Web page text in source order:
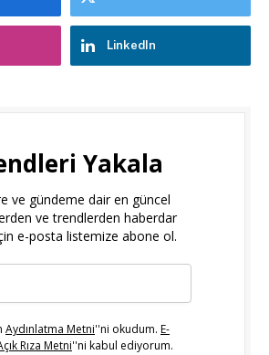
LinkedIn
Yakala
ve gündeme dair en güncel
ve trendlerden haberdar
e-posta listemize abone ol.
Aydınlatma Metni''ni okudum. E-
Rıza Metni''ni kabul ediyorum.